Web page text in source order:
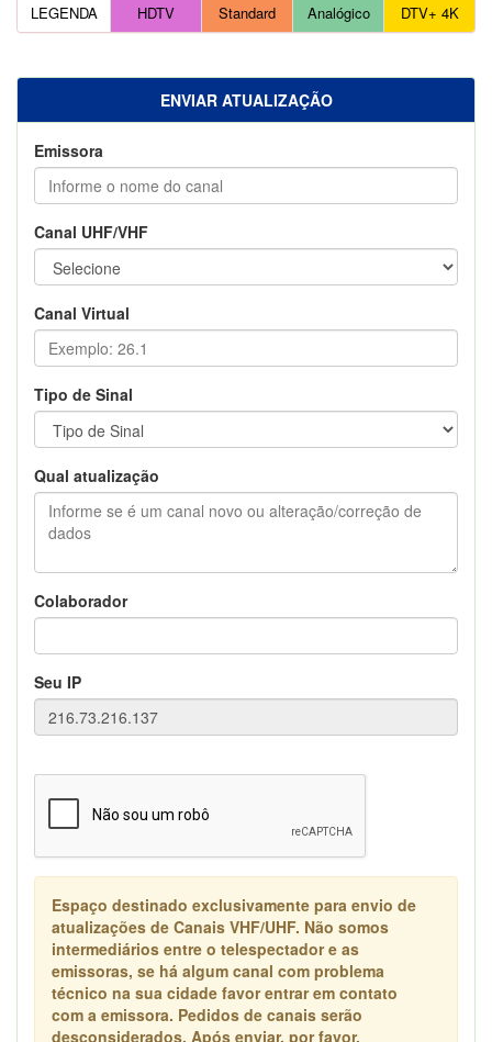
LEGENDA HDTV Standard Analógico DTV+ 4K
ENVIAR ATUALIZAÇÃO
Emissora
Canal UHF/VHF
Canal Virtual
Tipo de Sinal
Qual atualização
Colaborador
Seu IP
Espaço destinado exclusivamente para envio de
atualizações de Canais VHF/UHF. Não somos
intermediários entre o telespectador e as
emissoras, se há algum canal com problema
técnico na sua cidade favor entrar em contato
com a emissora. Pedidos de canais serão
desconsiderados. Após enviar, por favor,